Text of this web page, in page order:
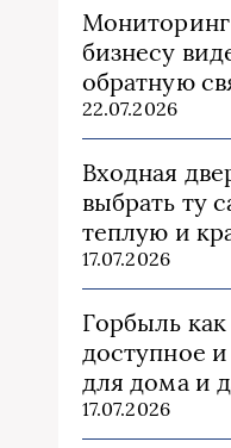
Мониторинг
бизнесу
обратную
22.07.2026
Входная
выбрать ту
теплую и
17.07.2026
Горбыль
доступное
для дома и
17.07.2026